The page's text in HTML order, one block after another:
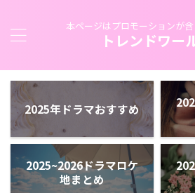
本ページはプロモーションが
トレンドワー
2025年ドラマおすすめ
2025~2026ドラマロケ
地まとめ